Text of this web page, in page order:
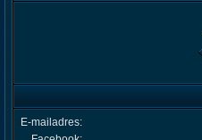
E-mailadres: